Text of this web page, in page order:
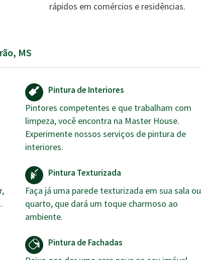
rápidos em comércios e residências.
MS
Pintura de Interiores
Pintores competentes e que trabalham com
limpeza, você encontra na Master House.
Experimente nossos serviços de pintura de
interiores.
Pintura Texturizada
Faça já uma parede texturizada em sua sala ou
quarto, que dará um toque charmoso ao
ambiente.
Pintura de Fachadas